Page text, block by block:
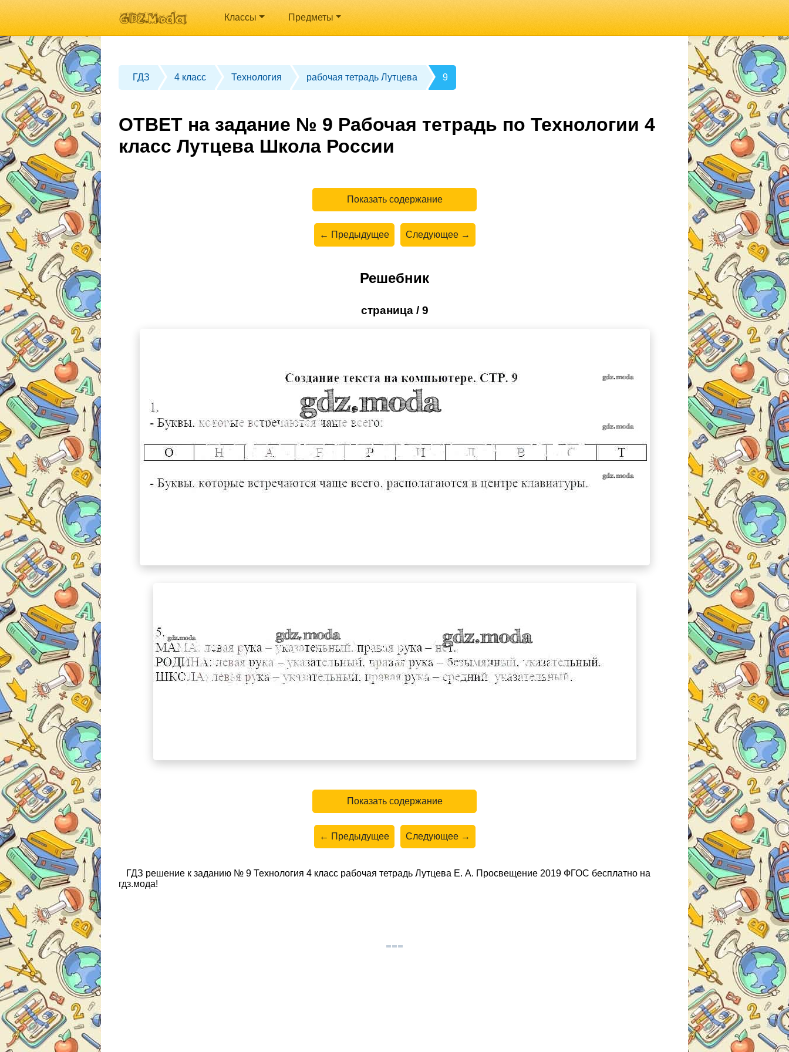
Классы Предметы
ГДЗ 4 класс Технология рабочая тетрадь Лутцева 9
ОТВЕТ на задание № 9 Рабочая тетрадь по Технологии 4
класс Лутцева Школа России
Показать содержание
← Предыдущее Следующее →
Решебник
страница / 9
Показать содержание
← Предыдущее Следующее →
ГДЗ решение к заданию № 9 Технология 4 класс рабочая тетрадь Лутцева Е. А. Просвещение 2019 ФГОС бесплатно на
гдз.мода!